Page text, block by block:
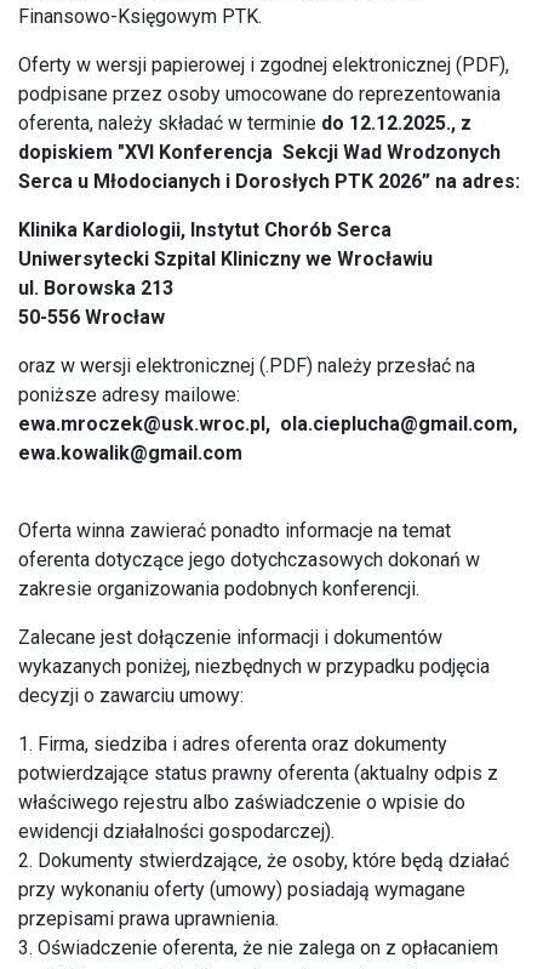
Finansowo-Księgowym PTK.
Oferty w wersji papierowej i zgodnej elektronicznej (PDF),
podpisane przez osoby umocowane do reprezentowania
oferenta, należy składać w terminie do 12.12.2025., z
dopiskiem "XVI Konferencja Sekcji Wad Wrodzonych
Serca u Młodocianych i Dorosłych PTK 2026” na adres:
Klinika Kardiologii, Instytut Chorób Serca
Uniwersytecki Szpital Kliniczny we Wrocławiu
ul. Borowska 213
50-556 Wrocław
oraz w wersji elektronicznej (.PDF) należy przesłać na
poniższe adresy mailowe:
ewa.mroczek@usk.wroc.pl, ola.cieplucha@gmail.com,
ewa.kowalik@gmail.com
Oferta winna zawierać ponadto informacje na temat
oferenta dotyczące jego dotychczasowych dokonań w
zakresie organizowania podobnych konferencji.
Zalecane jest dołączenie informacji i dokumentów
wykazanych poniżej, niezbędnych w przypadku podjęcia
decyzji o zawarciu umowy:
1. Firma, siedziba i adres oferenta oraz dokumenty
potwierdzające status prawny oferenta (aktualny odpis z
właściwego rejestru albo zaświadczenie o wpisie do
ewidencji działalności gospodarczej).
2. Dokumenty stwierdzające, że osoby, które będą działać
przy wykonaniu oferty (umowy) posiadają wymagane
przepisami prawa uprawnienia.
3. Oświadczenie oferenta, że nie zalega on z opłacaniem